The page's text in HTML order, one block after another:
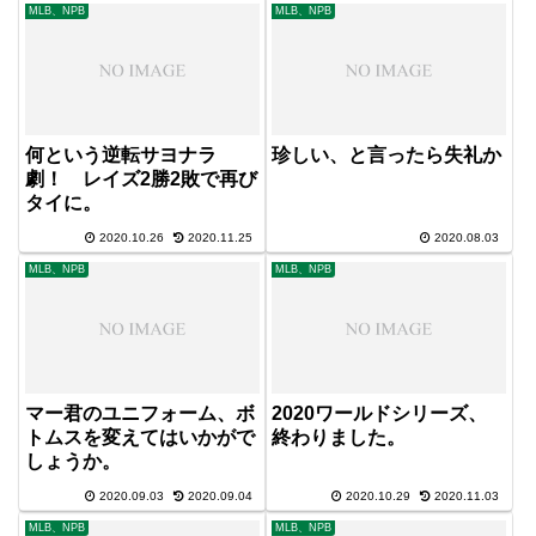
MLB、NPB
何という逆転サヨナラ
劇！ レイズ2勝2敗で再び
タイに。
2020.10.26 2020.11.25
MLB、NPB
珍しい、と言ったら失礼か
2020.08.03
MLB、NPB
マー君のユニフォーム、ボ
トムスを変えてはいかがで
しょうか。
2020.09.03 2020.09.04
MLB、NPB
2020ワールドシリーズ、
終わりました。
2020.10.29 2020.11.03
MLB、NPB MLB、NPB